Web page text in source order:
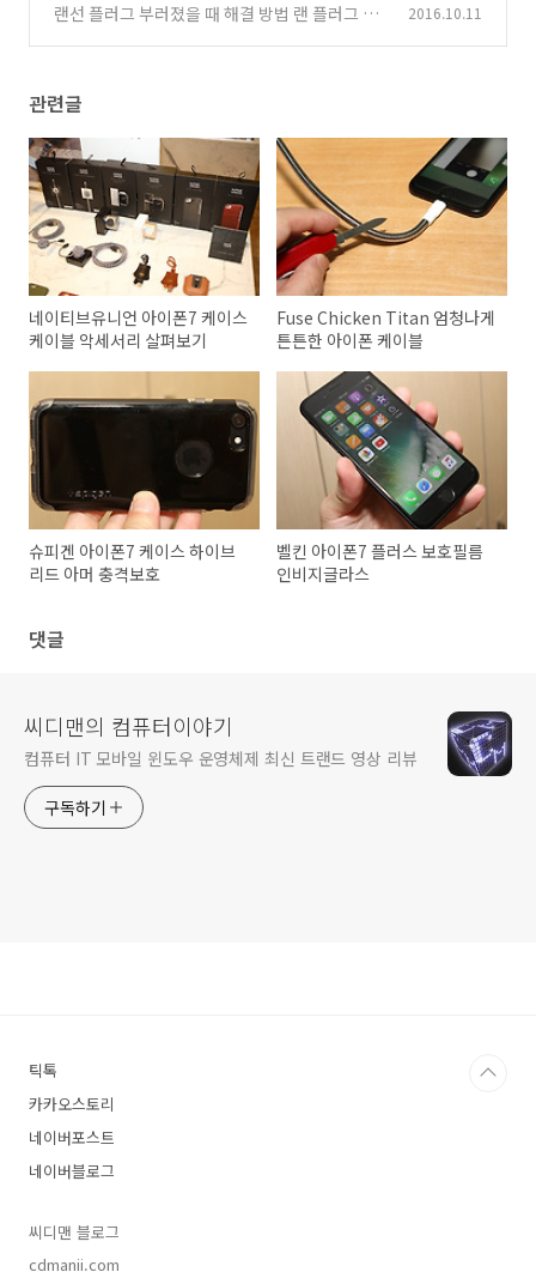
랜선 플러그 부러졌을 때 해결 방법 랜 플러그 SO
2016.10.11
관련글
네이티브유니언 아이폰7 케이스
케이블 악세서리 살펴보기
Fuse Chicken Titan 엄청나게
튼튼한 아이폰 케이블
슈피겐 아이폰7 케이스 하이브
리드 아머 충격보호
벨킨 아이폰7 플러스 보호필름
인비지글라스
댓글
씨디맨의 컴퓨터이야기
컴퓨터 IT 모바일 윈도우 운영체제 최신 트랜드 영상 리뷰
구독하기
틱톡
카카오스토리
네이버포스트
네이버블로그
씨디맨 블로그
cdmanii.com